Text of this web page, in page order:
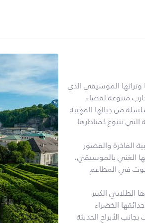
وتراثها الموسيقي الذي
متنوعة لقضاء
من جبالها المهيبة
التي تتنوع كمناظرها
الفاخرة والقصور
الغني بالموسيقي،
في المطاعم
الطلابي الكبير
الخضراء
الأبراج الحديثة